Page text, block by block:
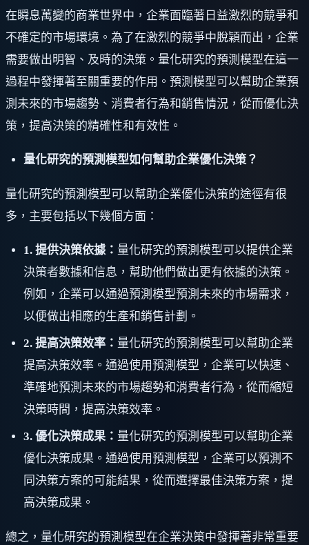
在瞬息萬變的商業世界中，企業面臨著日益激烈的競爭和
不確定的市場環境。為了在激烈的競爭中脫穎而出，企業
需要做出明智、及時的決策。量化研究的預測模型在這一
過程中發揮著至關重要的作用。預測模型可以幫助企業預
測未來的市場趨勢、消費者行為和銷售情況，從而優化決
策，提高決策的精確性和有效性。
量化研究的預測模型如何幫助企業優化決策？
量化研究的預測模型可以幫助企業優化決策的途徑有很
多，主要包括以下幾個方面：
1. 提供決策依據： 量化研究的預測模型可以提供企業
決策者數據和信息，幫助他們做出更有依據的決策。
例如，企業可以通過預測模型預測未來的市場需求，
以便做出相應的生產和銷售計劃。
2. 提高決策效率： 量化研究的預測模型可以幫助企業
提高決策效率。通過使用預測模型，企業可以快速、
準確地預測未來的市場趨勢和消費者行為，從而縮短
決策時間，提高決策效率。
3. 優化決策成果： 量化研究的預測模型可以幫助企業
優化決策成果。通過使用預測模型，企業可以預測不
同決策方案的可能結果，從而選擇最佳決策方案，提
高決策成果。
總之，量化研究的預測模型在企業決策中發揮著非常重要